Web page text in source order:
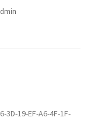
3D-19-EF-A6-4F-1F-